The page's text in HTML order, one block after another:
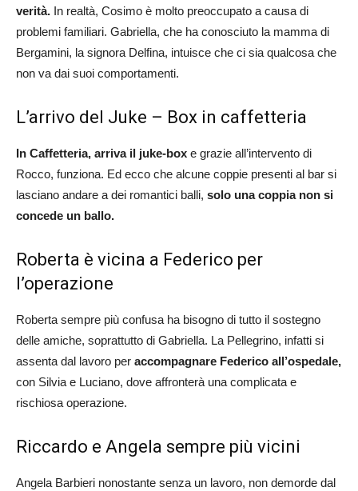
verità. In realtà, Cosimo è molto preoccupato a causa di
problemi familiari. Gabriella, che ha conosciuto la mamma di
Bergamini, la signora Delfina, intuisce che ci sia qualcosa che
non va dai suoi comportamenti.
L’arrivo del Juke – Box in caffetteria
In Caffetteria, arriva il juke-box e grazie all’intervento di
Rocco, funziona. Ed ecco che alcune coppie presenti al bar si
lasciano andare a dei romantici balli, solo una coppia non si
concede un ballo.
Roberta è vicina a Federico per
l’operazione
Roberta sempre più confusa ha bisogno di tutto il sostegno
delle amiche, soprattutto di Gabriella. La Pellegrino, infatti si
assenta dal lavoro per accompagnare Federico all’ospedale,
con Silvia e Luciano, dove affronterà una complicata e
rischiosa operazione.
Riccardo e Angela sempre più vicini
Angela Barbieri nonostante senza un lavoro, non demorde dal